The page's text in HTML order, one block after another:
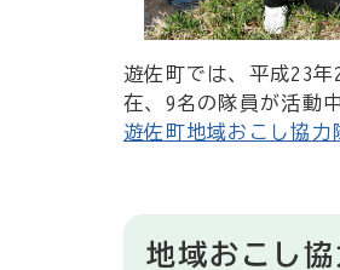
遊佐町では、平成23
在、9名の隊員が活動
遊佐町地域おこし協
地域おこし